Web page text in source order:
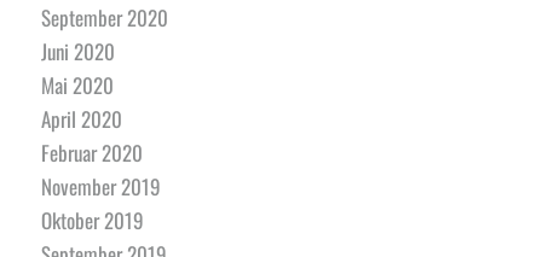
September 2020
Juni 2020
Mai 2020
April 2020
Februar 2020
November 2019
Oktober 2019